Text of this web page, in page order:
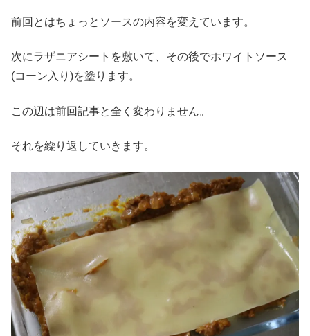
前回とはちょっとソースの内容を変えています。
次にラザニアシートを敷いて、その後でホワイトソース
(コーン入り)を塗ります。
この辺は前回記事と全く変わりません。
それを繰り返していきます。